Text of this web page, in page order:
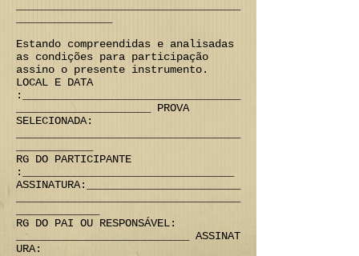
Estando compreendidas e analisadas
as condições para participação
assino o presente instrumento.
LOCAL E DATA
:__________________________________
_____________________ PROVA
SELECIONADA:
RG DO PARTICIPANTE
:_________________________________
ASSINATURA:________________________
RG DO PAI OU RESPONSÁVEL:
___________________________ ASSINAT
URA: